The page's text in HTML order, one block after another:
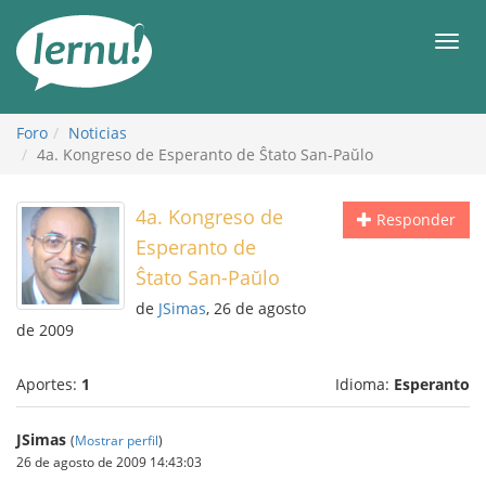
Foro
Noticias
4a. Kongreso de Esperanto de Ŝtato San-Paŭlo
Responder
4a. Kongreso de
Esperanto de
Ŝtato San-Paŭlo
de JSimas, 26 de agosto
de 2009
Aportes: 1 Idioma: Esperanto
JSimas (Mostrar perfil)
26 de agosto de 2009 14:43:03